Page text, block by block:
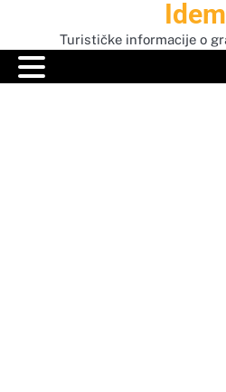
content
Turističke informacije o